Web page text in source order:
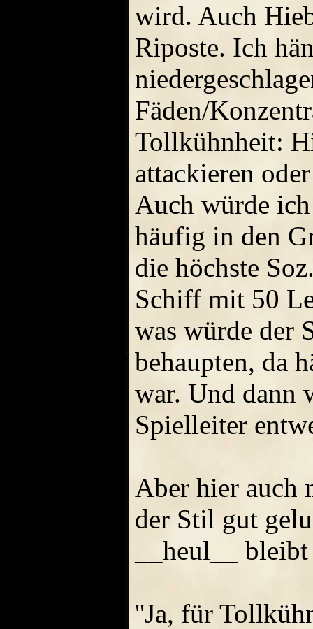
wird. Auch
Riposte. Ich
Fäden/
Tollkühnheit:
attackieren
Auch würde ich
häufig in den
die höchste
Schiff mit 50
was würde der
behaupten, da
war. Und dann
Spielleiter
Aber hier auch
der Stil gut
__heul__
''Ja, für